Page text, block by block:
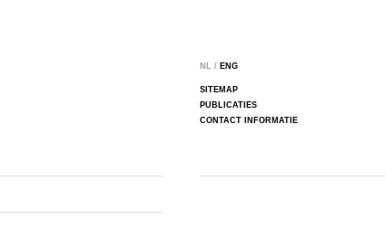
NL / ENG
SITEMAP
PUBLICATIES
CONTACT INFORMATIE